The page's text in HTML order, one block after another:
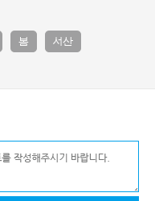
봄 서산